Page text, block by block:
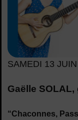
SAMEDI 13
Gaëlle SOLAL,
“Chaconnes,